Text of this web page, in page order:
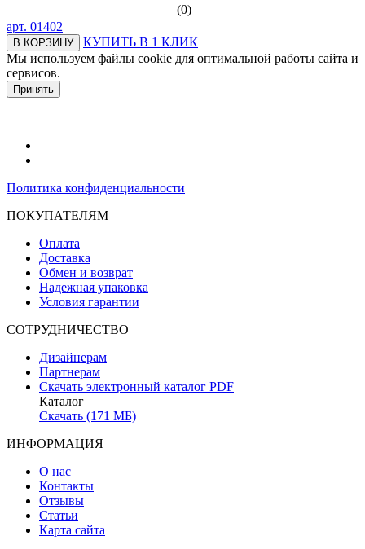
(0)
арт. 01402
В КОРЗИНУ
КУПИТЬ В 1 КЛИК
Мы используем файлы cookie для оптимальной работы сайта и
сервисов.
Принять
Политика конфиденциальности
ПОКУПАТЕЛЯМ
Оплата
Доставка
Обмен и возврат
Надежная упаковка
Условия гарантии
СОТРУДНИЧЕСТВО
Дизайнерам
Партнерам
Скачать электронный каталог PDF
Каталог
Скачать (171 МБ)
ИНФОРМАЦИЯ
О нас
Контакты
Отзывы
Статьи
Карта сайта